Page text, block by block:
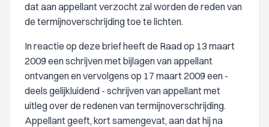
dat aan appellant verzocht zal worden de reden van
de termijnoverschrijding toe te lichten.
In reactie op deze brief heeft de Raad op 13 maart
2009 een schrijven met bijlagen van appellant
ontvangen en vervolgens op 17 maart 2009 een -
deels gelijkluidend - schrijven van appellant met
uitleg over de redenen van termijnoverschrijding.
Appellant geeft, kort samengevat, aan dat hij na